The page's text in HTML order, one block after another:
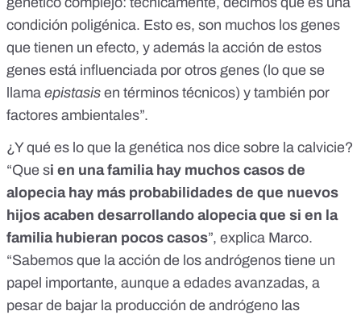
condición poligénica. Esto es, son muchos los genes
que tienen un efecto, y además la acción de estos
genes está influenciada por otros genes (lo que se
llama epistasis en términos técnicos) y también por
factores ambientales”.
¿Y qué es lo que la genética nos dice sobre la calvicie?
“Que si en una familia hay muchos casos de
alopecia hay más probabilidades de que nuevos
hijos acaben desarrollando alopecia que si en la
familia hubieran pocos casos”, explica Marco.
“Sabemos que la acción de los andrógenos tiene un
papel importante, aunque a edades avanzadas, a
pesar de bajar la producción de andrógeno las